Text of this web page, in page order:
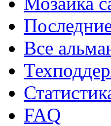
Все
FAQ